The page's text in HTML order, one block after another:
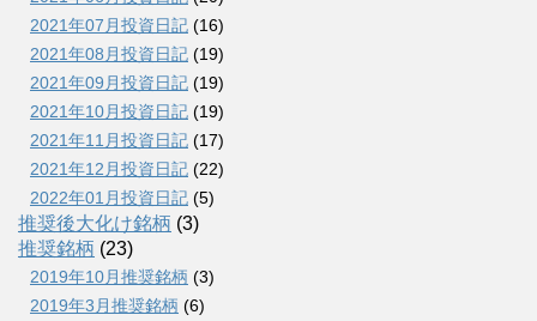
2021年07月投資日記 (16)
2021年08月投資日記 (19)
2021年09月投資日記 (19)
2021年10月投資日記 (19)
2021年11月投資日記 (17)
2021年12月投資日記 (22)
2022年01月投資日記 (5)
推奨後大化け銘柄 (3)
推奨銘柄 (23)
2019年10月推奨銘柄 (3)
2019年3月推奨銘柄 (6)